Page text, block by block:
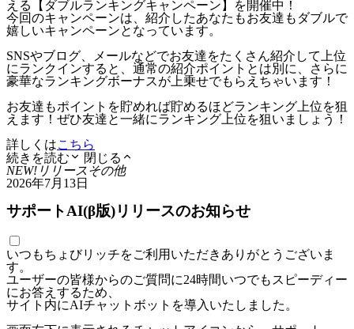
える【ダブルランキングキャンペーン】を開催中！
今回のキャンペーンは、紹介したあなたもお友達もダブルで
嬉しいキャンペーンとなっています。
SNSやブログ、メールなどでお友達をたくさん紹介して上位
にランクインすると、通常の紹介ポイントとは別に、さらに
豪華なランキングボーナスが上乗せでもらえちゃいます！
お友達もポイントを貯めれば貯めるほどランキング上位を狙
えます！ぜひ友達と一緒にランキング上位を狙いましょう！
詳しくはこちら
続きを読む
閉じる
NEW! リリースその他
2026年7月13日
サポートAI(β版)リリースのお知らせ
いつもちょびリッチをご利用いただきありがとうございま
す。
ユーザーの皆様からのご質問に24時間いつでもスピーディー
にお答えするため、
サイト内にAIチャットボットを導入いたしました。